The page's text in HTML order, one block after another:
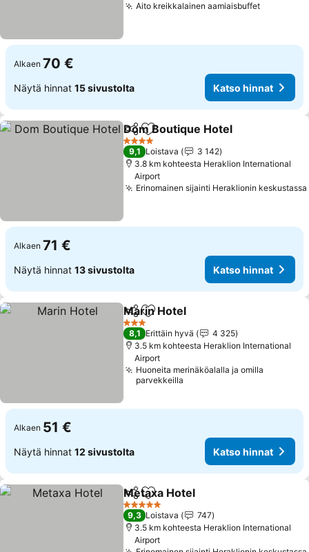
Aito kreikkalainen aamiaisbuffet
Alkaen 70 €
Näytä hinnat 15 sivustolta Katso hinnat
Jaa Lisää suosikkeihin
Dom Boutique Hotel
4 Tähtiluokitus
9,1 Loistava
3 142
3.8 km kohteesta Heraklion International
Airport
Erinomainen sijainti Heraklionin keskustassa
Alkaen 71 €
Näytä hinnat 13 sivustolta Katso hinnat
Jaa Lisää suosikkeihin
Marin Hotel
3 Tähtiluokitus
8,1 Erittäin hyvä
4 325
3.5 km kohteesta Heraklion International
Airport
Huoneita merinäköalalla ja omilla
parvekkeilla
Alkaen 51 €
Näytä hinnat 12 sivustolta Katso hinnat
Jaa Lisää suosikkeihin
Metaxa Hotel
5 Tähtiluokitus
9,3 Loistava
747
3.5 km kohteesta Heraklion International
Airport